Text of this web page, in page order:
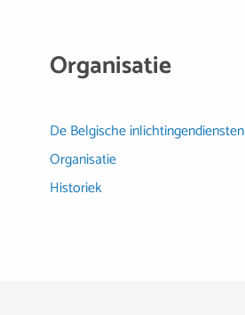
Organisatie
De Belgische inlichtingendiensten
Organisatie
Historiek